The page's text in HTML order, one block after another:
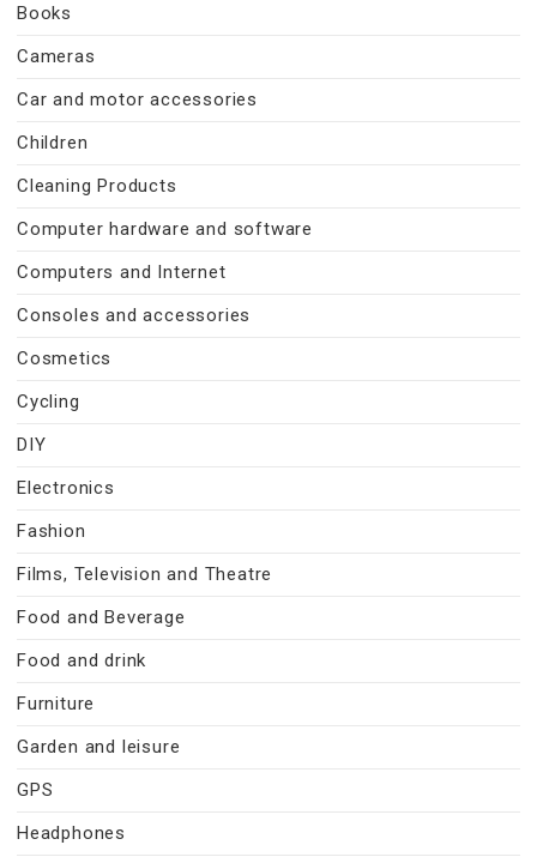
Books
Cameras
Car and motor accessories
Children
Cleaning Products
Computer hardware and software
Computers and Internet
Consoles and accessories
Cosmetics
Cycling
DIY
Electronics
Fashion
Films, Television and Theatre
Food and Beverage
Food and drink
Furniture
Garden and leisure
GPS
Headphones